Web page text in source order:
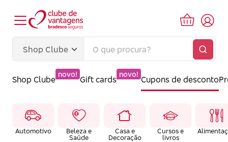
Shop Clube
novo!
Gift cards
novo!
Cupons de desconto
Automotivo
Beleza e
Saúde
Casa e
Decoração
Cursos e
livros